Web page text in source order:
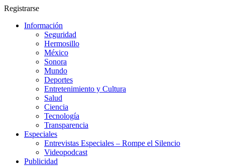
Registrarse
Información
Seguridad
Hermosillo
México
Sonora
Mundo
Deportes
Entretenimiento y Cultura
Salud
Ciencia
Tecnología
Transparencia
Especiales
Entrevistas Especiales – Rompe el Silencio
Videopodcast
Publicidad